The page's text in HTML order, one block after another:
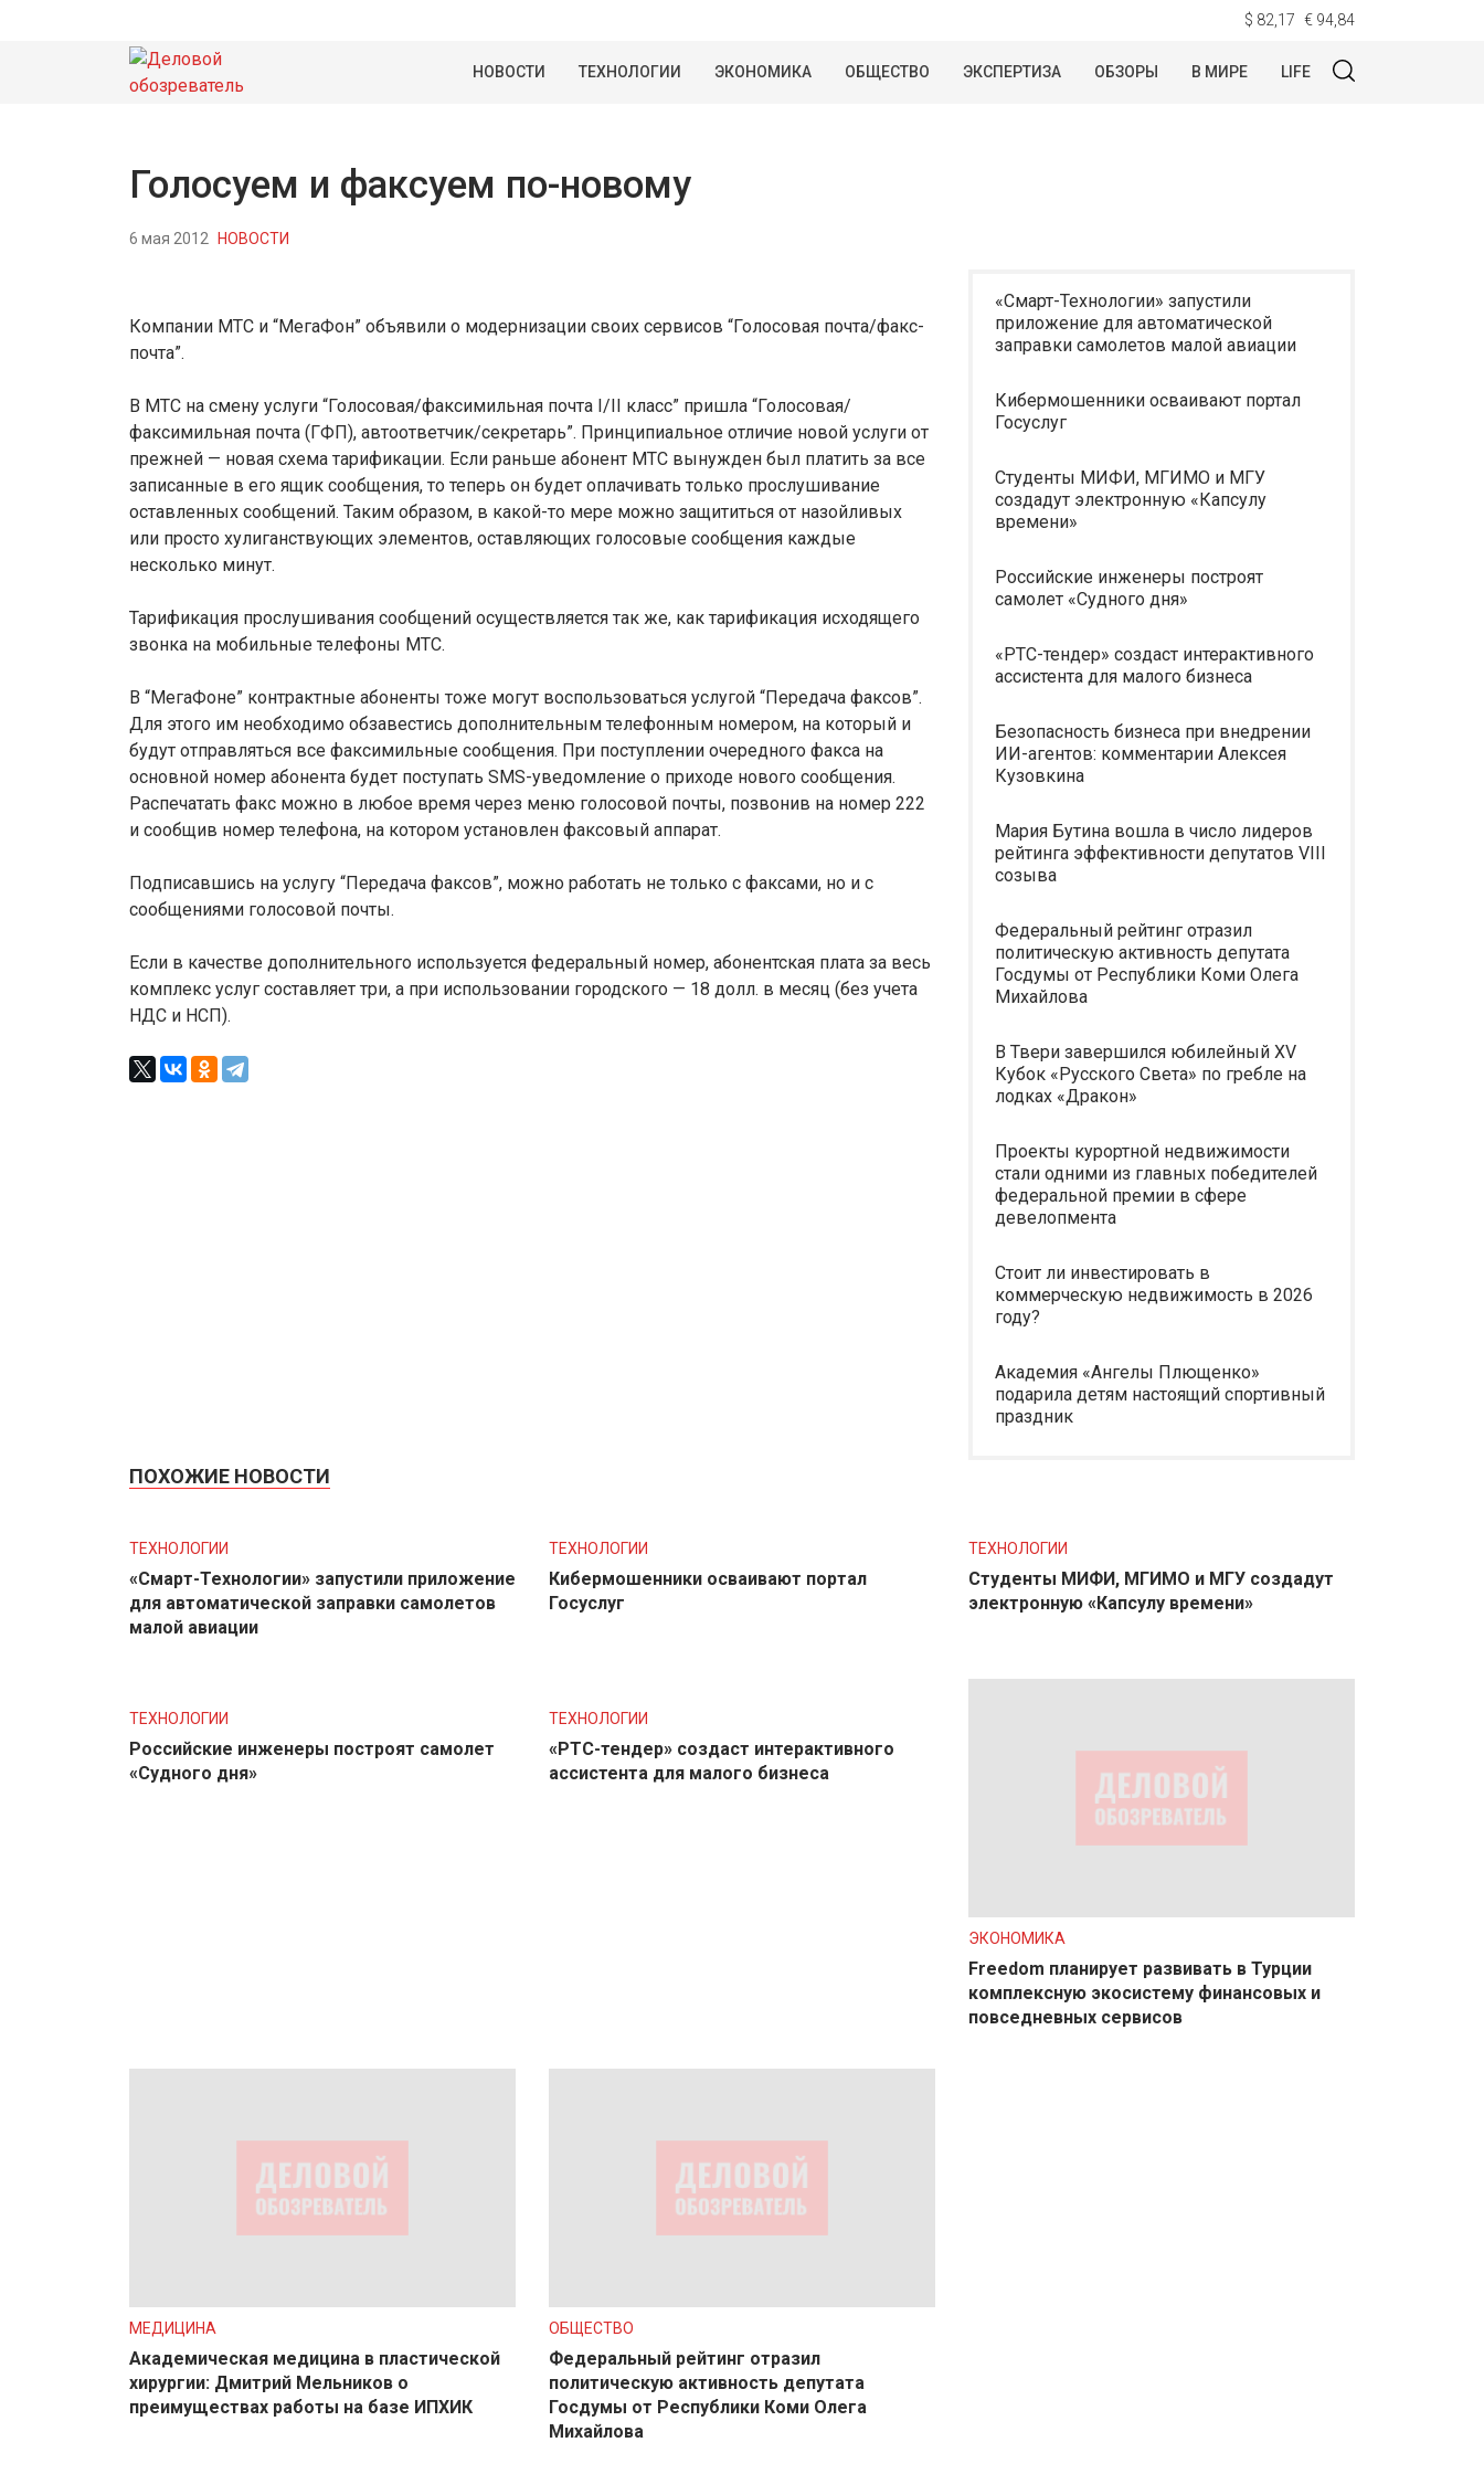
$ 82,17 € 94,84
НОВОСТИ ТЕХНОЛОГИИ ЭКОНОМИКА ОБЩЕСТВО ЭКСПЕРТИЗА ОБЗОРЫ В МИРЕ LIFE
Голосуем и факсуем по-новому
6 мая 2012 НОВОСТИ
Компании МТС и “МегаФон” объявили о модернизации своих сервисов “Голосовая почта/факс-
почта”.
В МТС на смену услуги “Голосовая/факсимильная почта I/II класс” пришла “Голосовая/
факсимильная почта (ГФП), автоответчик/секретарь”. Принципиальное отличие новой услуги от
прежней — новая схема тарификации. Если раньше абонент МТС вынужден был платить за все
записанные в его ящик сообщения, то теперь он будет оплачивать только прослушивание
оставленных сообщений. Таким образом, в какой-то мере можно защититься от назойливых
или просто хулиганствующих элементов, оставляющих голосовые сообщения каждые
несколько минут.
Тарификация прослушивания сообщений осуществляется так же, как тарификация исходящего
звонка на мобильные телефоны МТС.
В “МегаФоне” контрактные абоненты тоже могут воспользоваться услугой “Передача факсов”.
Для этого им необходимо обзавестись дополнительным телефонным номером, на который и
будут отправляться все факсимильные сообщения. При поступлении очередного факса на
основной номер абонента будет поступать SMS-уведомление о приходе нового сообщения.
Распечатать факс можно в любое время через меню голосовой почты, позвонив на номер 222
и сообщив номер телефона, на котором установлен факсовый аппарат.
Подписавшись на услугу “Передача факсов”, можно работать не только с факсами, но и с
сообщениями голосовой почты.
Если в качестве дополнительного используется федеральный номер, абонентская плата за весь
комплекс услуг составляет три, а при использовании городского — 18 долл. в месяц (без учета
НДС и НСП).
«Смарт-Технологии» запустили
приложение для автоматической
заправки самолетов малой авиации
Кибермошенники осваивают портал
Госуслуг
Студенты МИФИ, МГИМО и МГУ
создадут электронную «Капсулу
времени»
Российские инженеры построят
самолет «Судного дня»
«РТС-тендер» создаст интерактивного
ассистента для малого бизнеса
Безопасность бизнеса при внедрении
ИИ-агентов: комментарии Алексея
Кузовкина
Мария Бутина вошла в число лидеров
рейтинга эффективности депутатов VIII
созыва
Федеральный рейтинг отразил
политическую активность депутата
Госдумы от Республики Коми Олега
Михайлова
В Твери завершился юбилейный XV
Кубок «Русского Света» по гребле на
лодках «Дракон»
Проекты курортной недвижимости
стали одними из главных победителей
федеральной премии в сфере
девелопмента
Стоит ли инвестировать в
коммерческую недвижимость в 2026
году?
Академия «Ангелы Плющенко»
подарила детям настоящий спортивный
праздник
ПОХОЖИЕ НОВОСТИ
ТЕХНОЛОГИИ
«Смарт-Технологии» запустили приложение
для автоматической заправки самолетов
малой авиации
ТЕХНОЛОГИИ
Кибермошенники осваивают портал
Госуслуг
ТЕХНОЛОГИИ
Студенты МИФИ, МГИМО и МГУ создадут
электронную «Капсулу времени»
ТЕХНОЛОГИИ
Российские инженеры построят самолет
«Судного дня»
ТЕХНОЛОГИИ
«РТС-тендер» создаст интерактивного
ассистента для малого бизнеса
ЭКОНОМИКА
Freedom планирует развивать в Турции
комплексную экосистему финансовых и
повседневных сервисов
МЕДИЦИНА
Академическая медицина в пластической
хирургии: Дмитрий Мельников о
преимуществах работы на базе ИПХИК
ОБЩЕСТВО
Федеральный рейтинг отразил
политическую активность депутата
Госдумы от Республики Коми Олега
Михайлова